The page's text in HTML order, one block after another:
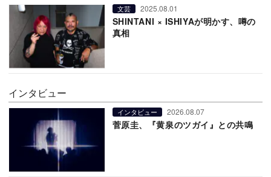
文芸 2025.08.01
SHINTANI × ISHIYAが明かす、噂の
真相
インタビュー
インタビュー 2026.08.07
菅原圭、『黄泉のツガイ』との共鳴